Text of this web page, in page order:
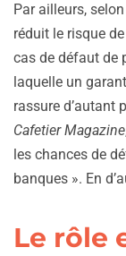
Par ailleurs,
réduit le risque
cas de défaut de
laquelle un
rassure d’autant
Cafetier Magazine
les chances de
banques ». En
Le rôle